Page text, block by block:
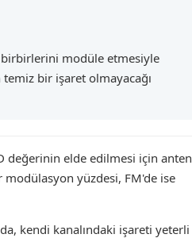
birbirlerini modüle etmesiyle
temiz bir işaret olmayacağı
değerinin elde edilmesi için anten
yüzdesi, FM'de ise
kendi kanalındaki işareti yeterli